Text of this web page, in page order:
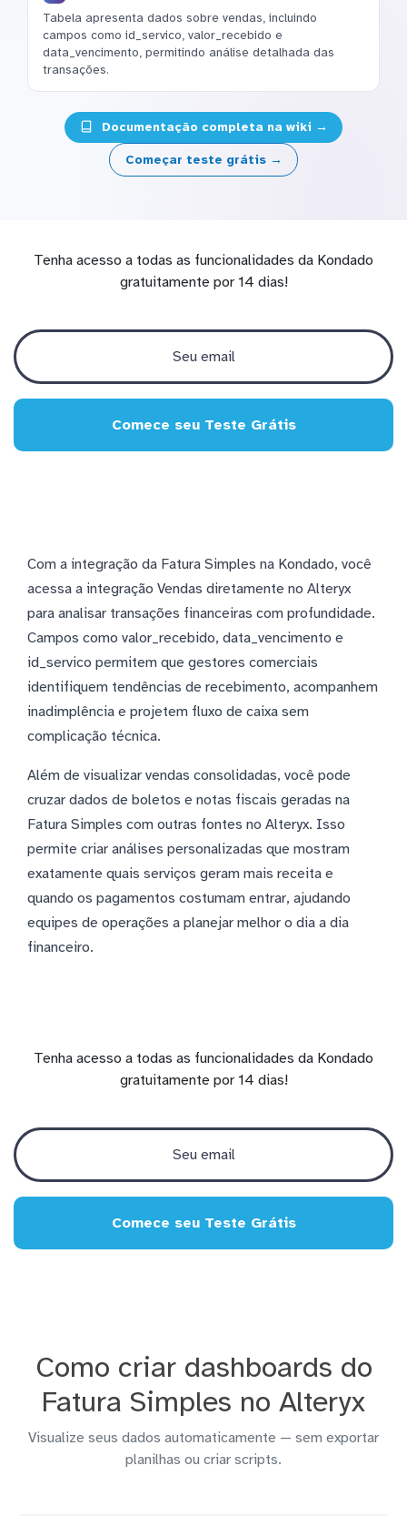
Tabela apresenta dados sobre vendas, incluindo
campos como id_servico, valor_recebido e
data_vencimento, permitindo análise detalhada das
transações.
Documentação completa na wiki →
Começar teste grátis →
Tenha acesso a todas as funcionalidades da Kondado
gratuitamente por 14 dias!
Comece seu Teste Grátis
Com a integração da Fatura Simples na Kondado, você
acessa a integração Vendas diretamente no Alteryx
para analisar transações financeiras com profundidade.
Campos como valor_recebido, data_vencimento e
id_servico permitem que gestores comerciais
identifiquem tendências de recebimento, acompanhem
inadimplência e projetem fluxo de caixa sem
complicação técnica.
Além de visualizar vendas consolidadas, você pode
cruzar dados de boletos e notas fiscais geradas na
Fatura Simples com outras fontes no Alteryx. Isso
permite criar análises personalizadas que mostram
exatamente quais serviços geram mais receita e
quando os pagamentos costumam entrar, ajudando
equipes de operações a planejar melhor o dia a dia
financeiro.
Tenha acesso a todas as funcionalidades da Kondado
gratuitamente por 14 dias!
Comece seu Teste Grátis
Como criar dashboards do
Fatura Simples no Alteryx
Visualize seus dados automaticamente — sem exportar
planilhas ou criar scripts.